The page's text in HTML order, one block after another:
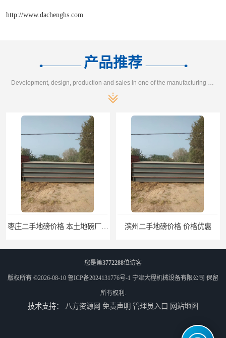
http://www.dachenghs.com
产品推荐
滨州二手地磅价格 价格优惠
您是第3772288位访客
版权所有 ©2026-08-10 鲁ICP备2024131776号-1 宁津大程机械设备有限公司 保留
所有权利.
技术支持： 八方资源网 免责声明 管理员入口 网站地图